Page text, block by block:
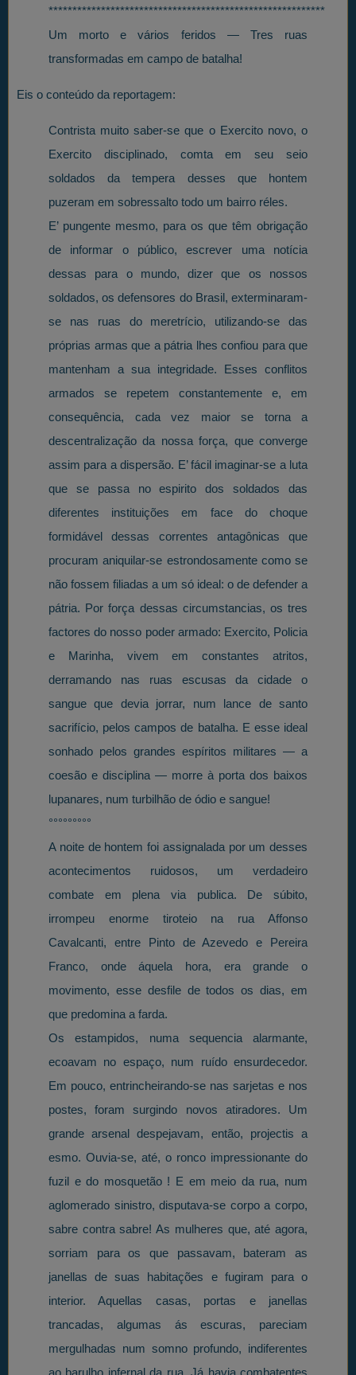
**********************************************************
Um morto e vários feridos — Tres ruas
transformadas em campo de batalha!
Eis o conteúdo da reportagem:
Contrista muito saber-se que o Exercito novo, o
Exercito disciplinado, comta em seu seio
soldados da tempera desses que hontem
puzeram em sobressalto todo um bairro réles.
E’ pungente mesmo, para os que têm obrigação
de informar o público, escrever uma notícia
dessas para o mundo, dizer que os nossos
soldados, os defensores do Brasil, exterminaram-
se nas ruas do meretrício, utilizando-se das
próprias armas que a pátria lhes confiou para que
mantenham a sua integridade. Esses conflitos
armados se repetem constantemente e, em
consequência, cada vez maior se torna a
descentralização da nossa força, que converge
assim para a dispersão. E’ fácil imaginar-se a luta
que se passa no espirito dos soldados das
diferentes instituições em face do choque
formidável dessas correntes antagônicas que
procuram aniquilar-se estrondosamente como se
não fossem filiadas a um só ideal: o de defender a
pátria. Por força dessas circumstancias, os tres
factores do nosso poder armado: Exercito, Policia
e Marinha, vivem em constantes atritos,
derramando nas ruas escusas da cidade o
sangue que devia jorrar, num lance de santo
sacrifício, pelos campos de batalha. E esse ideal
sonhado pelos grandes espíritos militares — a
coesão e disciplina — morre à porta dos baixos
lupanares, num turbilhão de ódio e sangue!
°°°°°°°°°
A noite de hontem foi assignalada por um desses
acontecimentos ruidosos, um verdadeiro
combate em plena via publica. De súbito,
irrompeu enorme tiroteio na rua Affonso
Cavalcanti, entre Pinto de Azevedo e Pereira
Franco, onde áquela hora, era grande o
movimento, esse desfile de todos os dias, em
que predomina a farda.
Os estampidos, numa sequencia alarmante,
ecoavam no espaço, num ruído ensurdecedor.
Em pouco, entrincheirando-se nas sarjetas e nos
postes, foram surgindo novos atiradores. Um
grande arsenal despejavam, então, projectis a
esmo. Ouvia-se, até, o ronco impressionante do
fuzil e do mosquetão ! E em meio da rua, num
aglomerado sinistro, disputava-se corpo a corpo,
sabre contra sabre! As mulheres que, até agora,
sorriam para os que passavam, bateram as
janellas de suas habitações e fugiram para o
interior. Aquellas casas, portas e janellas
trancadas, algumas ás escuras, pareciam
mergulhadas num somno profundo, indiferentes